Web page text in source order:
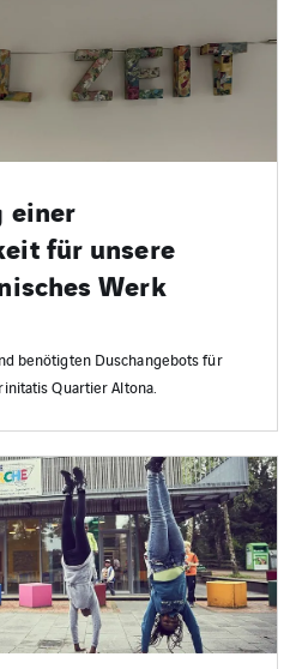
einer
für unsere
Werk
benötigten Duschangebots für
Quartier Altona.